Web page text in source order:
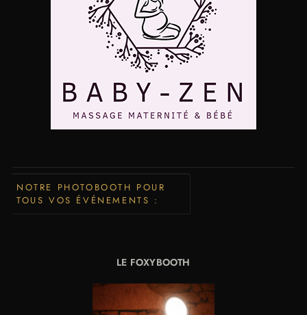
NOTRE PHOTOBOOTH POUR
TOUS VOS ÉVÉNEMENTS :
LE FOXYBOOTH